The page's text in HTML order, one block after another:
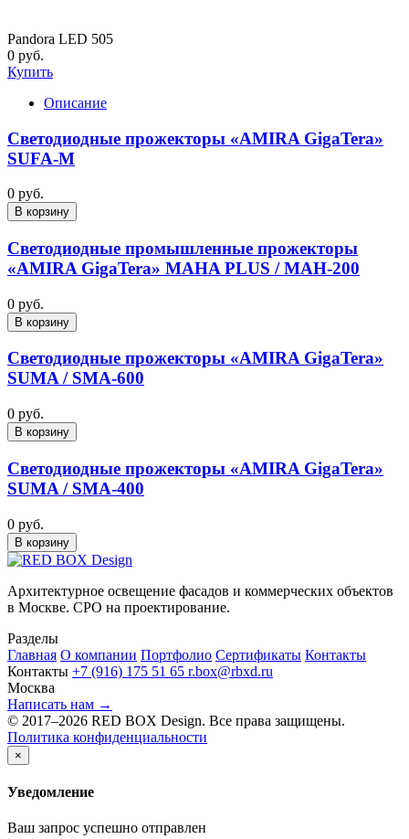
Pandora LED 505
0 руб.
Купить
Описание
Светодиодные прожекторы «AMIRA GigaTera»
SUFA-M
0 руб.
В корзину
Светодиодные промышленные прожекторы
«AMIRA GigaTera» MAHA PLUS / MAH-200
0 руб.
В корзину
Светодиодные прожекторы «AMIRA GigaTera»
SUMA / SMA-600
0 руб.
В корзину
Светодиодные прожекторы «AMIRA GigaTera»
SUMA / SMA-400
0 руб.
В корзину
Архитектурное освещение фасадов и коммерческих объектов
в Москве. СРО на проектирование.
Разделы
Главная О компании Портфолио Сертификаты Контакты
Контакты +7 (916) 175 51 65 r.box@rbxd.ru
Москва
Написать нам →
© 2017–2026 RED BOX Design. Все права защищены.
Политика конфиденциальности
×
Уведомление
Ваш запрос успешно отправлен